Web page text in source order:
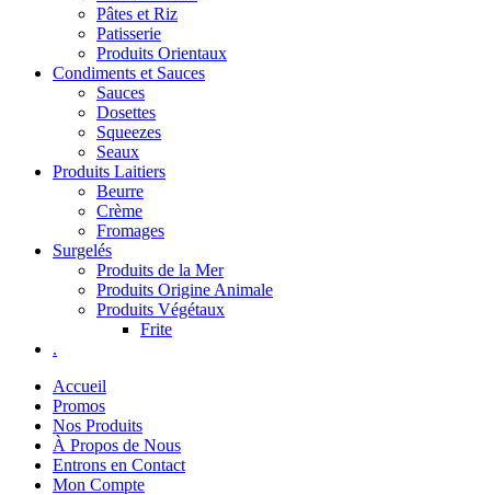
Pâtes et Riz
Patisserie
Produits Orientaux
Condiments et Sauces
Sauces
Dosettes
Squeezes
Seaux
Produits Laitiers
Beurre
Crème
Fromages
Surgelés
Produits de la Mer
Produits Origine Animale
Produits Végétaux
Frite
.
Accueil
Promos
Nos Produits
À Propos de Nous
Entrons en Contact
Mon Compte